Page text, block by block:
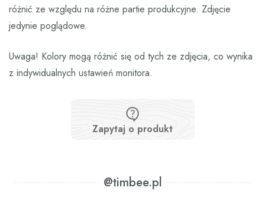
różnić ze względu na różne partie produkcyjne. Zdjęcie
jedynie poglądowe.
Uwaga! Kolory mogą różnić się od tych ze zdjęcia, co wynika
z indywidualnych ustawień monitora.
Zapytaj o produkt
@timbee.pl